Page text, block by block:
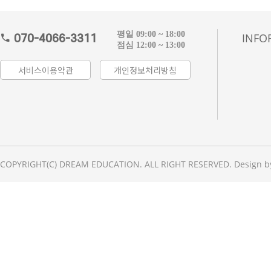
070-4066-3311
평일 09:00 ~ 18:00
점심 12:00 ~ 13:00
서비스이용약관 개인정보처리방침
COPYRIGHT(C) DREAM EDUCATION. ALL RIGHT RESERVED. Design